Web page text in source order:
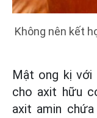
Không nên kết
Mật ong kị với
cho axit hữu
axit amin